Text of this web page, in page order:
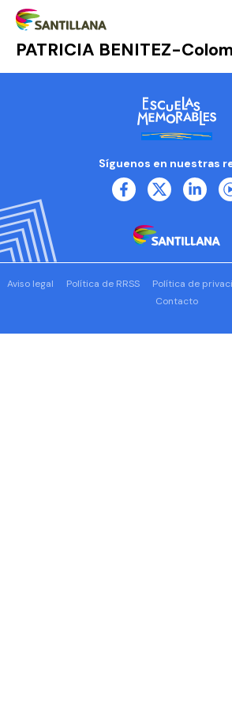
PATRICIA BENITEZ-
Síguenos en nuestras
Aviso legal Política de RRSS Política de
Contacto